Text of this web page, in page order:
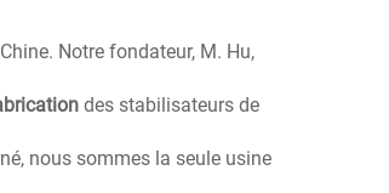
Notre fondateur, M. Hu,
des stabilisateurs de
nous sommes la seule usine